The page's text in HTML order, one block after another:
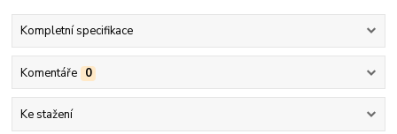
Kompletní specifikace
Komentáře 0
Ke stažení